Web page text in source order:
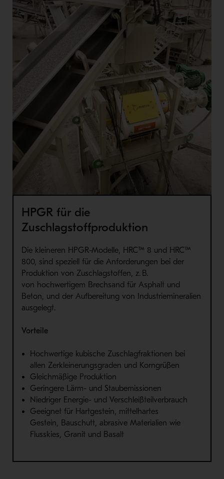
HPGR für die
Zuschlagstoffproduktion
Die kleineren HPGR-Model le, HRC™ 8 und HRC™
800, sind speziell für die Anforderungen bei der
Produktion von Zuschlagstoffen, z. B.
von hochwertigem Brechsand für Asphalt und
Beton, und der Aufbereitung von I ndustriemineral ien
ausgelegt.
Vorteile
Hochwertige kubische Zuschlagfraktionen bei
allen Zerkleinerungsgraden und Korngrüßen
Gleichmäßige Produktion
Geringere Lärm- und Staubemissionen
Niedriger Energie- und Verschleißteilverbrauch
Geeignet für Hartgestein, mittelhartes
Gestein, Bauschutt, abrasiveMaterial ien wie
Flusskies, Granitund Basalt